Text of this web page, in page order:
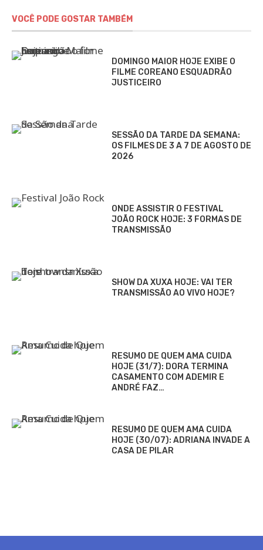
VOCÊ PODE GOSTAR TAMBÉM
DOMINGO MAIOR HOJE EXIBE O
FILME COREANO ESQUADRÃO
JUSTICEIRO
SESSÃO DA TARDE DA SEMANA:
OS FILMES DE 3 A 7 DE AGOSTO DE
2026
ONDE ASSISTIR O FESTIVAL
JOÃO ROCK HOJE: 3 FORMAS DE
TRANSMISSÃO
SHOW DA XUXA HOJE: VAI TER
TRANSMISSÃO AO VIVO HOJE?
RESUMO DE QUEM AMA CUIDA
HOJE (31/7): DORA TERMINA
CASAMENTO COM ADEMIR E
ANDRÉ FAZ…
RESUMO DE QUEM AMA CUIDA
HOJE (30/07): ADRIANA INVADE A
CASA DE PILAR